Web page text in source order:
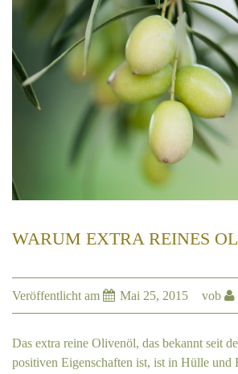
WARUM EXTRA REINES
Veröffentlicht am Mai 25, 2015 vob
Das extra reine Olivenöl, das bekannt seit
positiven Eigenschaften ist, ist in Hülle und